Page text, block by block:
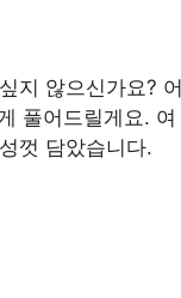
지 않으신가요? 어
풀어드릴게요. 여
껏 담았습니다.